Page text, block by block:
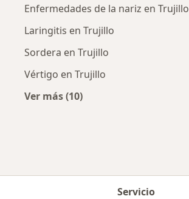
Enfermedades de la nariz en Trujillo
Laringitis en Trujillo
Sordera en Trujillo
Vértigo en Trujillo
Ver más (10)
Servicio